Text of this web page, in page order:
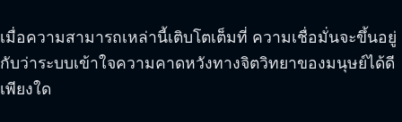
เมื่อความสามารถเหล่านี้เติบโตเต็มที่ ความเชื่อมั่นจะขึ้นอยู่
กับว่าระบบเข้าใจความคาดหวังทางจิตวิทยาของมนุษย์ได้ดี
เพียงใด